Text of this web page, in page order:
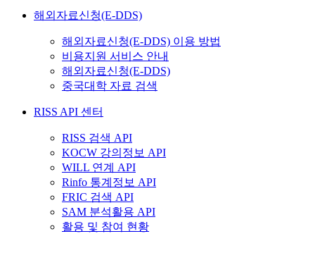
해외자료신청(E-DDS)
해외자료신청(E-DDS) 이용 방법
비용지원 서비스 안내
해외자료신청(E-DDS)
중국대학 자료 검색
RISS API 센터
RISS 검색 API
KOCW 강의정보 API
WILL 연계 API
Rinfo 통계정보 API
FRIC 검색 API
SAM 분석활용 API
활용 및 참여 현황